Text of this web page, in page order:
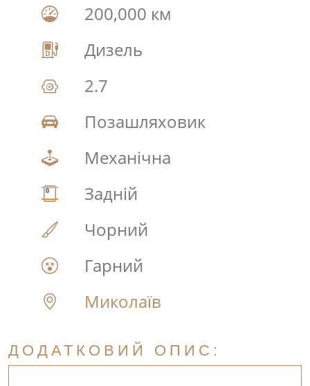
200,000 км
Дизель
2.7
Позашляховик
Механічна
Задній
Чорний
Гарний
Миколаїв
ДОДАТКОВИЙ ОПИС: